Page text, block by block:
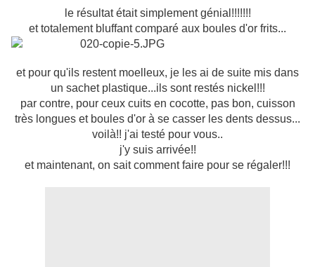
le résultat était simplement génial!!!!!!!
et totalement bluffant comparé aux boules d'or frits...
et pour qu'ils restent moelleux, je les ai de suite mis dans
un sachet plastique...ils sont restés nickel!!!
par contre, pour ceux cuits en cocotte, pas bon, cuisson
très longues et boules d'or à se casser les dents dessus...
voilà!! j'ai testé pour vous..
j'y suis arrivée!!
et maintenant, on sait comment faire pour se régaler!!!